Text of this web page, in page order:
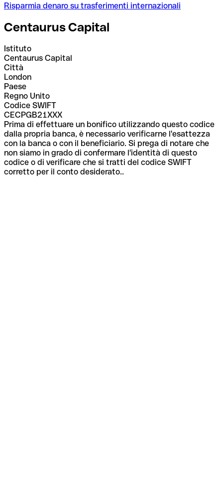
Risparmia denaro su trasferimenti internazionali
Centaurus Capital
Istituto
Centaurus Capital
Città
London
Paese
Regno Unito
Codice SWIFT
CECPGB21XXX
Prima di effettuare un bonifico utilizzando questo codice
dalla propria banca, è necessario verificarne l'esattezza
con la banca o con il beneficiario. Si prega di notare che
non siamo in grado di confermare l'identità di questo
codice o di verificare che si tratti del codice SWIFT
corretto per il conto desiderato..